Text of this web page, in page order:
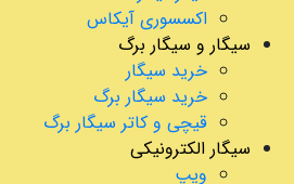
اکسسوری آیکاس
سیگار و سیگار برگ
خرید سیگار
خرید سیگار برگ
قیچی و کاتر سیگار برگ
سیگار الکترونیکی
ویپ